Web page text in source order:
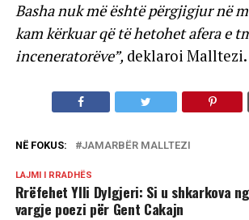
Basha nuk më është përgjigjur në
kam kërkuar që të hetohet afera e
inceneratorëve”, deklaroi Malltezi.
NË FOKUS: JAMARBËR MALLTEZI
LAJMI I RRADHËS
Rrëfehet Ylli Dylgjeri: Si u shkarkova
vargje poezi për Gent Cakajn